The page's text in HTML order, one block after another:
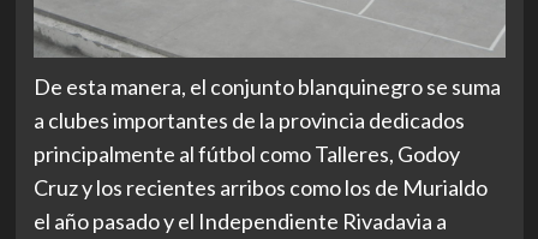
De esta manera, el conjunto blanquinegro se suma
a clubes importantes de la provincia dedicados
principalmente al fútbol como Talleres, Godoy
Cruz y los recientes arribos como los de Murialdo
el año pasado y el Independiente Rivadavia a